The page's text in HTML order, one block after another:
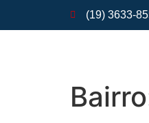
(19) 3633-